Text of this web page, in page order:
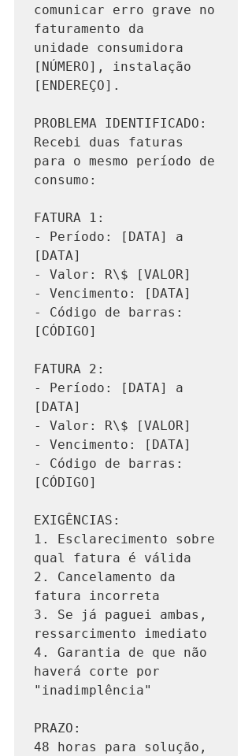
comunicar erro grave no
faturamento da
unidade consumidora
[NÚMERO], instalação
[ENDEREÇO].
PROBLEMA IDENTIFICADO:
Recebi duas faturas
para o mesmo período de
consumo:
FATURA 1:
- Período: [DATA] a
[DATA]
- Valor: R\$ [VALOR]
- Vencimento: [DATA]
- Código de barras:
[CÓDIGO]
FATURA 2:
- Período: [DATA] a
[DATA]
- Valor: R\$ [VALOR]
- Vencimento: [DATA]
- Código de barras:
[CÓDIGO]
EXIGÊNCIAS:
1. Esclarecimento sobre
qual fatura é válida
2. Cancelamento da
fatura incorreta
3. Se já paguei ambas,
ressarcimento imediato
4. Garantia de que não
haverá corte por
"inadimplência"
PRAZO:
48 horas para solução,